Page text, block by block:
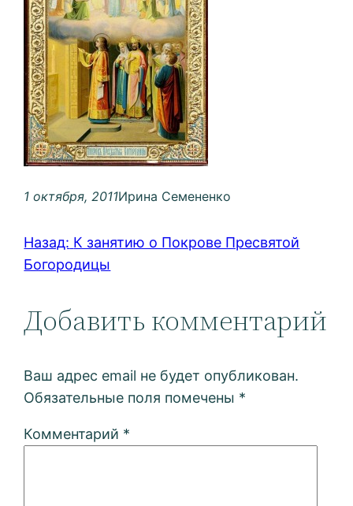
1 октября, 2011Ирина Семененко
Назад: К занятию о Покрове Пресвятой
Богородицы
Добавить комментарий
Ваш адрес email не будет опубликован.
Обязательные поля помечены *
Комментарий *